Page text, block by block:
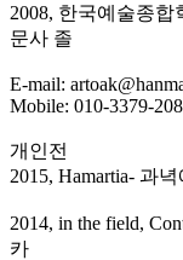
2008, 한국예술종
문사 졸
E-mail:
Mobile: 010-3379-
개인전
2015, Hamartia- 과
2014, in the field,
카